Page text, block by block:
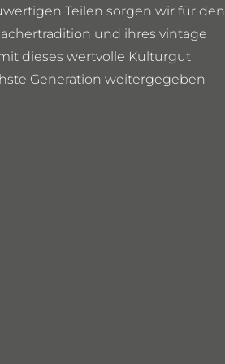
Teilen sorgen wir für den
und ihres vintage
dieses wertvolle Kulturgut
Generation weitergegeben